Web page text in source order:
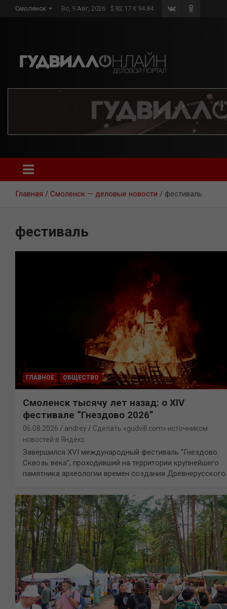
Смоленск Вс, 9 Авг, 2026 $ 82.17 € 94.84
Главная Смоленск — деловые новости фестиваль
фестиваль
ГЛАВНОЕ ОБЩЕСТВО
Смоленск тысячу лет назад: о XIV
фестивале “Гнездово 2026”
06.08.2026 andrey
Сделать «gudvill.com» источником
новостей в Яндекс
Завершился XVI международный фестиваль “Гнездово.
Сквозь века”, проходивший на территории крупнейшего
памятника археологии времен создания